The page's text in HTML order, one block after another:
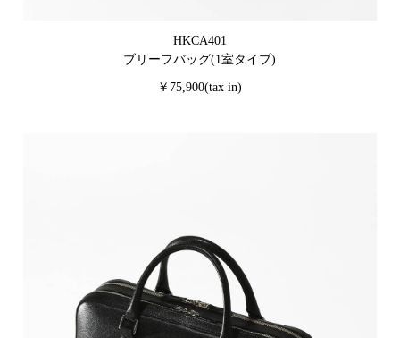
HKCA401
ブリーフバッグ(1室タイプ)
￥75,900(tax in)